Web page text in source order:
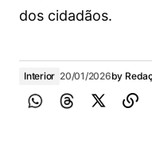
dos cidadãos.
Interior 20/01/2026by